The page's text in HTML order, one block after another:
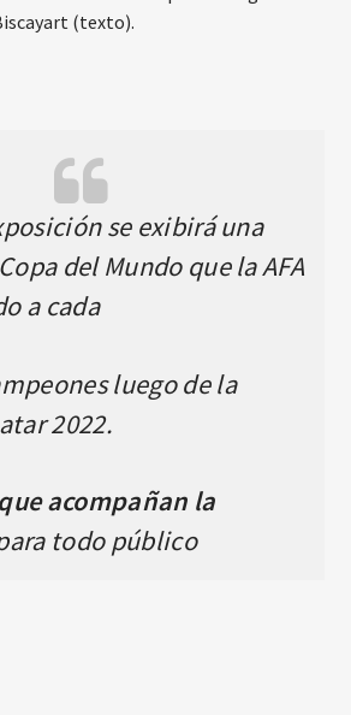
(texto).
se exibirá una
del Mundo que la AFA
a cada
luego de la
2022.
acompañan la
todo público